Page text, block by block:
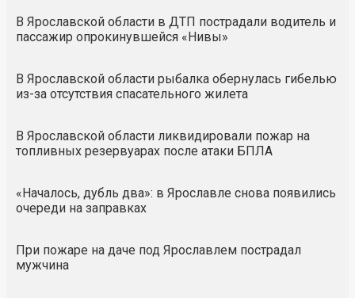
В Ярославской области в ДТП пострадали водитель и
пассажир опрокинувшейся «Нивы»
В Ярославской области рыбалка обернулась гибелью
из-за отсутствия спасательного жилета
В Ярославской области ликвидировали пожар на
топливных резервуарах после атаки БПЛА
«Началось, дубль два»: в Ярославле снова появились
очереди на заправках
При пожаре на даче под Ярославлем пострадал
мужчина